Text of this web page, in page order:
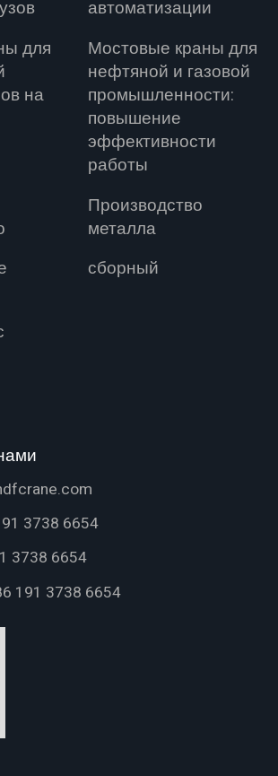
автоматизации
для
на
Мостовые краны для
нефтяной и газовой
промышленности:
повышение
эффективности
работы
Производство
металла
сборный
3738 6654
3738 6654
191 3738 6654